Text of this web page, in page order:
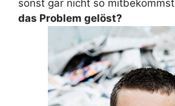
sonst gar nicht so mitbekommst
das Problem gelöst?